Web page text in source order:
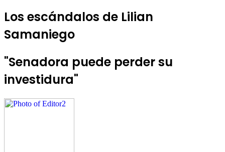
Los escándalos de Lilian
Samaniego
"Senadora puede perder su
investidura"